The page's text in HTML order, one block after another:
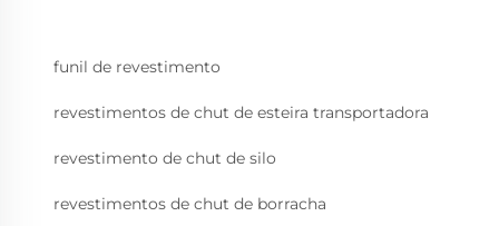
funil de revestimento
revestimentos de chut de esteira transportadora
revestimento de chut de silo
revestimentos de chut de borracha